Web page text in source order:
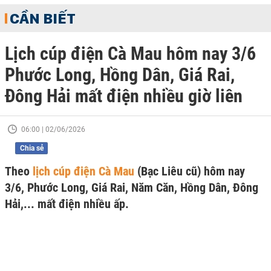
CẦN BIẾT
Lịch cúp điện Cà Mau hôm nay 3/6
Phước Long, Hồng Dân, Giá Rai,
Đông Hải mất điện nhiều giờ liên
06:00 | 02/06/2026
Chia sẻ
Theo lịch cúp điện Cà Mau (Bạc Liêu cũ) hôm nay
3/6, Phước Long, Giá Rai, Năm Căn, Hồng Dân, Đông
Hải,... mất điện nhiều ấp.